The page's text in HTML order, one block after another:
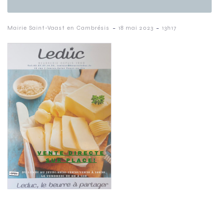
Mairie Saint-Vaast en Cambrésis - 18 mai 2023 - 13h17